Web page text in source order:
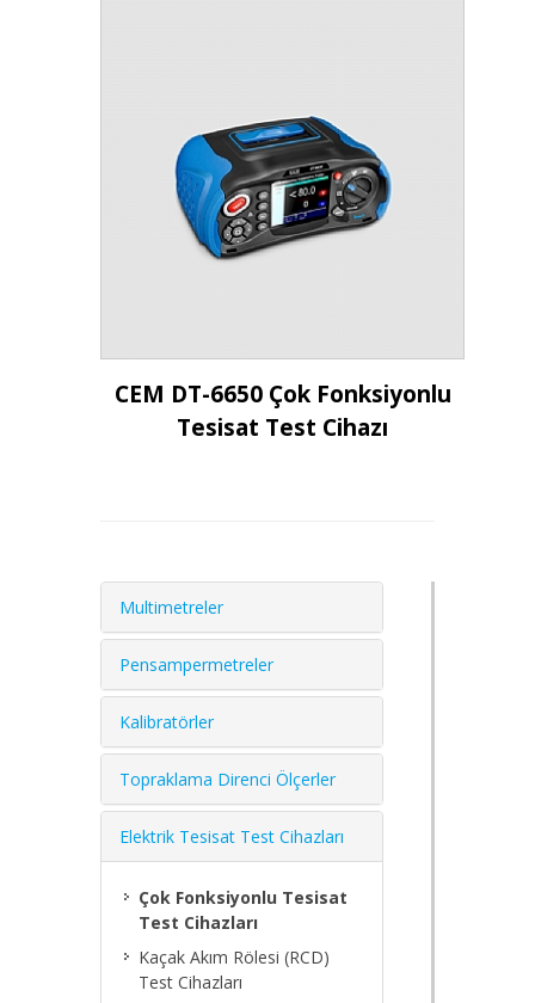
İncele
CEM DT-6650 Çok Fonksiyonlu
Tesisat Test Cihazı
Multimetreler
Pensampermetreler
Kalibratörler
Topraklama Direnci Ölçerler
Elektrik Tesisat Test Cihazları
Çok Fonksiyonlu Tesisat
Test Cihazları
Kaçak Akım Rölesi (RCD)
Test Cihazları